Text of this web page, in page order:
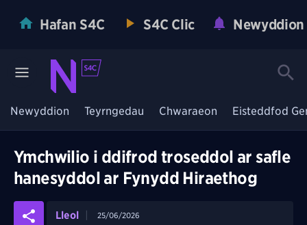
Hafan S4C S4C Clic Newyddion
Newyddion Teyrngedau Chwaraeon Eisteddfod
Ymchwilio i ddifrod troseddol ar safle
hanesyddol ar Fynydd Hiraethog
Lleol 25/06/2026